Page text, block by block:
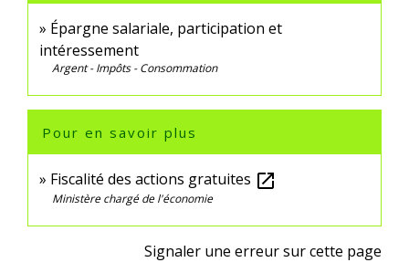
Épargne salariale, participation et
intéressement
Argent - Impôts - Consommation
Pour en savoir plus
Fiscalité des actions gratuites open_in_new
Ministère chargé de l'économie
Signaler une erreur sur cette page